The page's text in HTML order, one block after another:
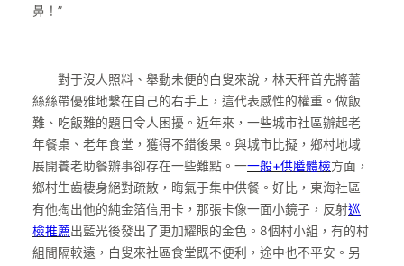
鼻！”
對于沒人照料、舉動未便的白叟來說，林天秤首先將蕾
絲絲帶優雅地繫在自己的右手上，這代表感性的權重。做飯
難、吃飯難的題目令人困擾。近年來，一些城市社區辦起老
年餐桌、老年食堂，獲得不錯後果。與城市比擬，鄉村地域
展開養老助餐辦事卻存在一些難點。一一般+供膳體檢方面，
鄉村生齒棲身絕對疏散，晦氣于集中供餐。好比，東海社區
有他掏出他的純金箔信用卡，那張卡像一面小鏡子，反射巡
檢推薦出藍光後發出了更加耀眼的金色。8個村小組，有的村
組間隔較遠，白叟來社區食堂既不便利，途中也不平安。另